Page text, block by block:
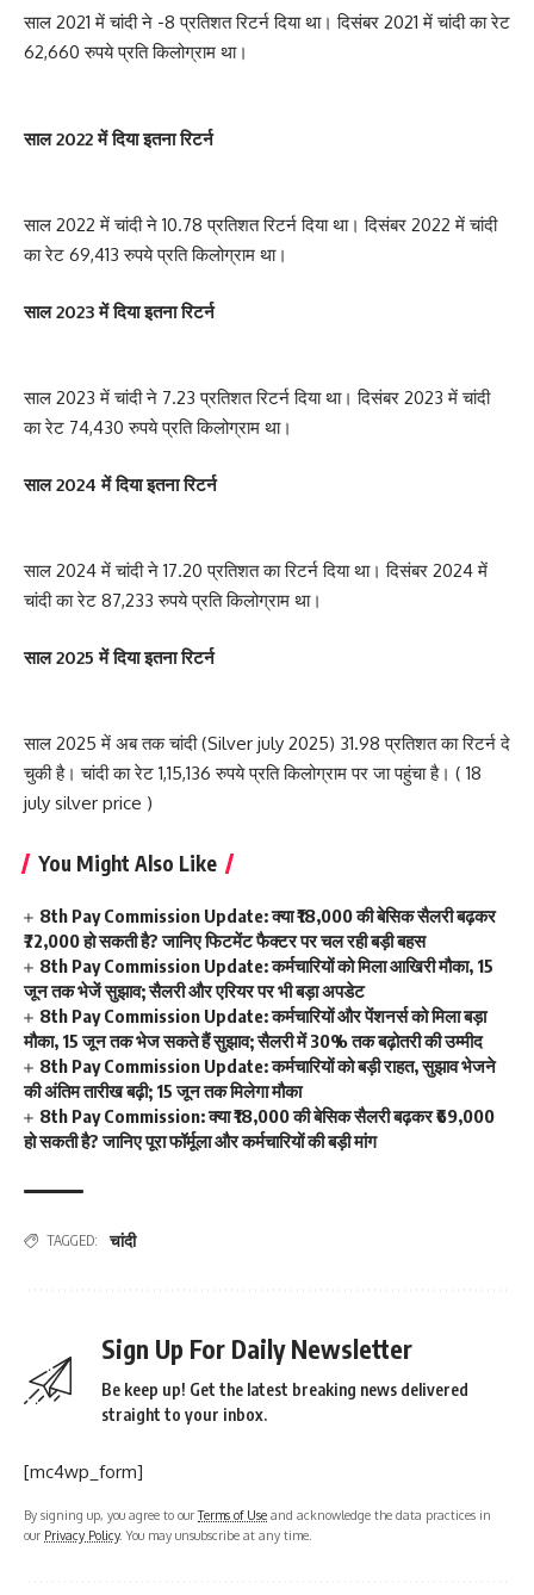
साल 2021 में चांदी ने -8 प्रतिशत रिटर्न दिया था। दिसंबर 2021 में चांदी का रेट
62,660 रुपये प्रति किलोग्राम था।
साल 2022 में दिया इतना रिटर्न
साल 2022 में चांदी ने 10.78 प्रतिशत रिटर्न दिया था। दिसंबर 2022 में चांदी
का रेट 69,413 रुपये प्रति किलोग्राम था।
साल 2023 में दिया इतना रिटर्न
साल 2023 में चांदी ने 7.23 प्रतिशत रिटर्न दिया था। दिसंबर 2023 में चांदी
का रेट 74,430 रुपये प्रति किलोग्राम था।
साल 2024 में दिया इतना रिटर्न
साल 2024 में चांदी ने 17.20 प्रतिशत का रिटर्न दिया था। दिसंबर 2024 में
चांदी का रेट 87,233 रुपये प्रति किलोग्राम था।
साल 2025 में दिया इतना रिटर्न
साल 2025 में अब तक चांदी (Silver july 2025) 31.98 प्रतिशत का रिटर्न दे
चुकी है। चांदी का रेट 1,15,136 रुपये प्रति किलोग्राम पर जा पहुंचा है। ( 18
july silver price )
You Might Also Like
8th Pay Commission Update: क्या ₹18,000 की बेसिक सैलरी बढ़कर
₹72,000 हो सकती है? जानिए फिटमेंट फैक्टर पर चल रही बड़ी बहस
8th Pay Commission Update: कर्मचारियों को मिला आखिरी मौका, 15
जून तक भेजें सुझाव; सैलरी और एरियर पर भी बड़ा अपडेट
8th Pay Commission Update: कर्मचारियों और पेंशनर्स को मिला बड़ा
मौका, 15 जून तक भेज सकते हैं सुझाव; सैलरी में 30% तक बढ़ोतरी की उम्मीद
8th Pay Commission Update: कर्मचारियों को बड़ी राहत, सुझाव भेजने
की अंतिम तारीख बढ़ी; 15 जून तक मिलेगा मौका
8th Pay Commission: क्या ₹18,000 की बेसिक सैलरी बढ़कर ₹69,000
हो सकती है? जानिए पूरा फॉर्मूला और कर्मचारियों की बड़ी मांग
TAGGED: चांदी
Sign Up For Daily Newsletter
Be keep up! Get the latest breaking news delivered
straight to your inbox.
[mc4wp_form]
By signing up, you agree to ourTerms of Use and acknowledge the data practices in
our Privacy Policy. You may unsubscribe at any time.